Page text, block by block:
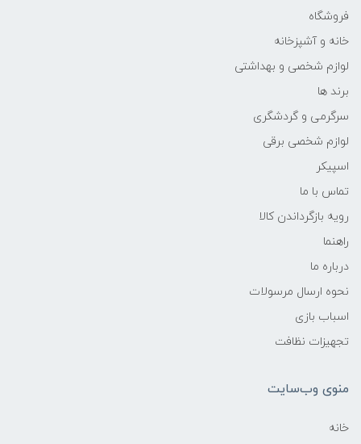
فروشگاه
خانه و آشپزخانه
لوازم شخصی و بهداشتی
برند ها
سرگرمی و گردشگری
لوازم شخصی برقی
اسپیکر
تماس با ما
رویه بازگرداندن کالا
راهنما
درباره ما
نحوه ارسال مرسولات
اسباب بازی
تجهیزات نظافت
منوی وب‌سایت
خانه